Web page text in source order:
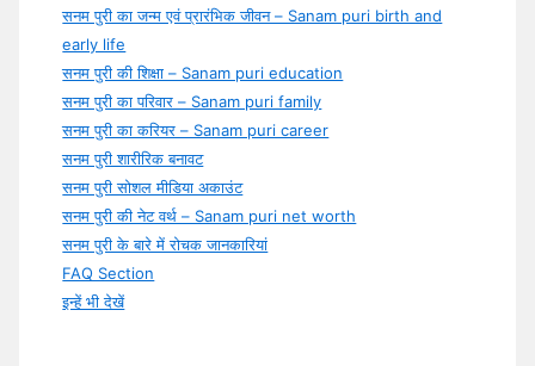
सनम पुरी का जन्म एवं प्रारंभिक जीवन – Sanam puri birth and
early life
सनम पुरी की शिक्षा – Sanam puri education
सनम पुरी का परिवार – Sanam puri family
सनम पुरी का करियर – Sanam puri career
सनम पुरी शारीरिक बनावट
सनम पुरी सोशल मीडिया अकाउंट
सनम पुरी की नेट वर्थ – Sanam puri net worth
सनम पुरी के बारे में रोचक जानकारियां
FAQ Section
इन्हें भी देखें